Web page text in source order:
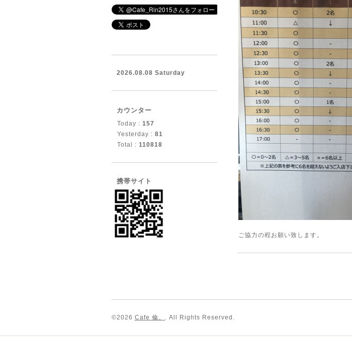
ご協力の程お願い致します。
2026.08.08 Saturday
カウンター
Today : 157
Yesterday : 81
Total : 110818
携帯サイト
©2026 Cafe 倫。 . All Rights Reserved.